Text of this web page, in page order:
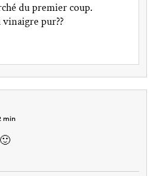
du premier coup.
pur??
min